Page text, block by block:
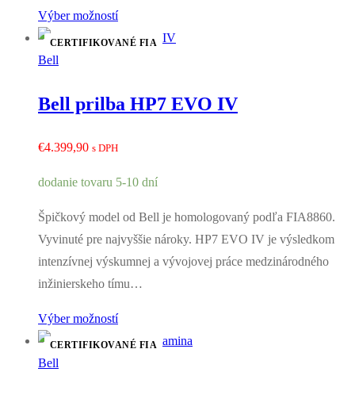
Výber možností
Bell
CERTIFIKOVANÉ FIA
Bell prilba HP7 EVO IV
€4.399,90 s DPH
dodanie tovaru 5-10 dní
Špičkový model od Bell je homologovaný podľa FIA8860.
Vyvinuté pre najvyššie nároky. HP7 EVO IV je výsledkom
intenzívnej výskumnej a vývojovej práce medzinárodného
inžinierskeho tímu…
Výber možností
Bell
CERTIFIKOVANÉ FIA